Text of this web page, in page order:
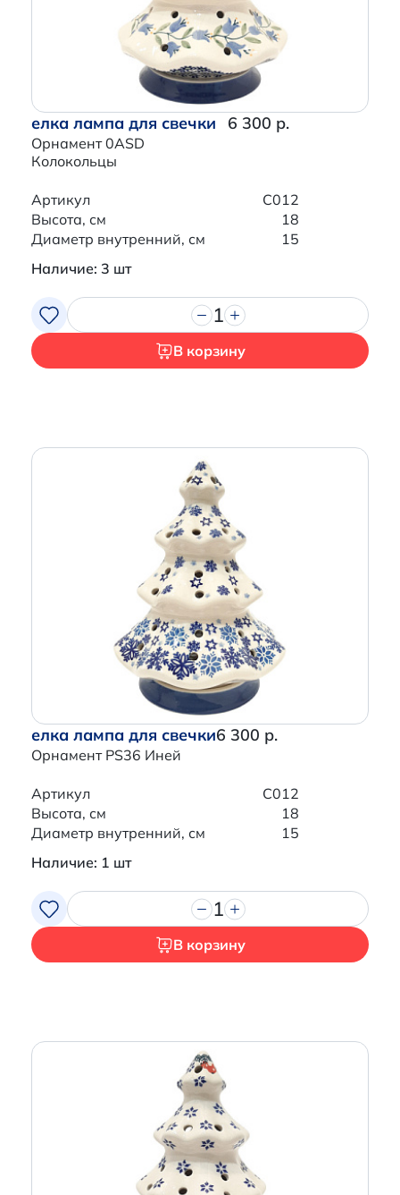
елка лампа для свечки
Орнамент 0ASD
Колокольцы
6 300 р.
Артикул
C012
Высота, см
18
Диаметр внутренний, см
15
Наличие: 3 шт
1
В корзину
елка лампа для свечки
Орнамент PS36 Иней
6 300 р.
Артикул
C012
Высота, см
18
Диаметр внутренний, см
15
Наличие: 1 шт
1
В корзину